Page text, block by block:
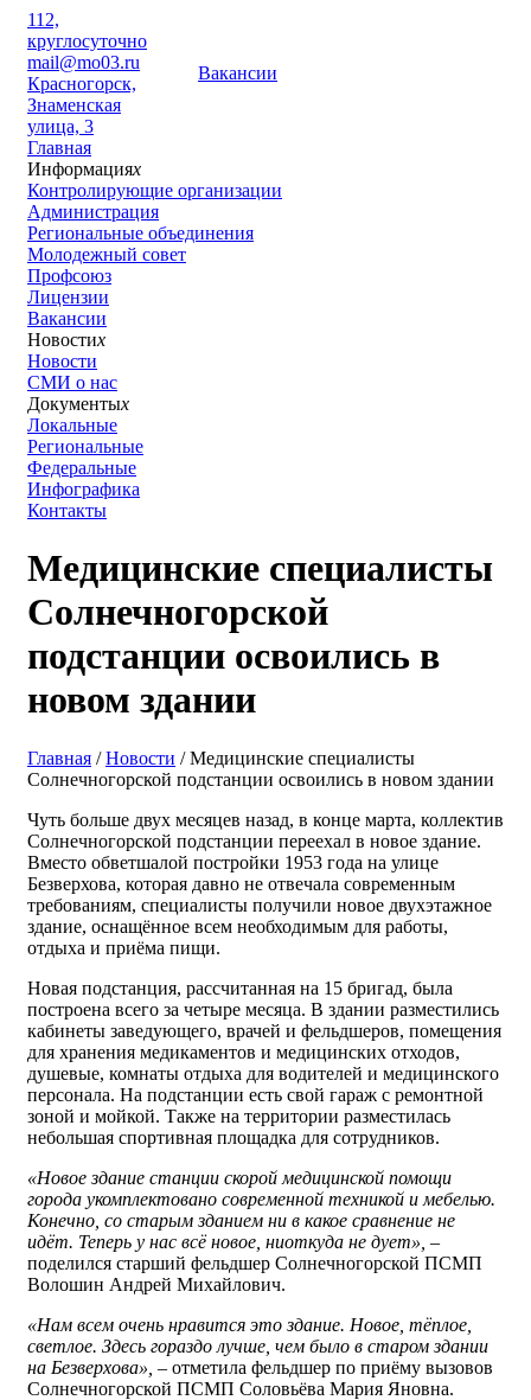
112,
круглосуточно
mail@mo03.ru
Красногорск,
Знаменская
улица, 3
Вакансии
Главная
Информацияx
Контролирующие организации
Администрация
Региональные объединения
Молодежный совет
Профсоюз
Лицензии
Вакансии
Новостиx
Новости
СМИ о нас
Документыx
Локальные
Региональные
Федеральные
Инфографика
Контакты
Медицинские специалисты
Солнечногорской
подстанции освоились в
новом здании
Главная /Новости / Медицинские специалисты
Солнечногорской подстанции освоились в новом здании
Чуть больше двух месяцев назад, в конце марта, коллектив
Солнечногорской подстанции переехал в новое здание.
Вместо обветшалой постройки 1953 года на улице
Безверхова, которая давно не отвечала современным
требованиям, специалисты получили новое двухэтажное
здание, оснащённое всем необходимым для работы,
отдыха и приёма пищи.
Новая подстанция, рассчитанная на 15 бригад, была
построена всего за четыре месяца. В здании разместились
кабинеты заведующего, врачей и фельдшеров, помещения
для хранения медикаментов и медицинских отходов,
душевые, комнаты отдыха для водителей и медицинского
персонала. На подстанции есть свой гараж с ремонтной
зоной и мойкой. Также на территории разместилась
небольшая спортивная площадка для сотрудников.
«Новое здание станции скорой медицинской помощи
города укомплектовано современной техникой и мебелью.
Конечно, со старым зданием ни в какое сравнение не
идёт. Теперь у нас всё новое, ниоткуда не дует», –
поделился старший фельдшер Солнечногорской ПСМП
Волошин Андрей Михайлович.
«Нам всем очень нравится это здание. Новое, тёплое,
светлое. Здесь гораздо лучше, чем было в старом здании
на Безверхова», – отметила фельдшер по приёму вызовов
Солнечногорской ПСМП Соловьёва Мария Яновна.